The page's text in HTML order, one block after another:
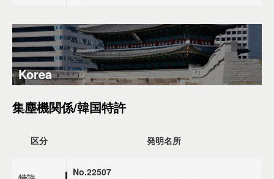
Korea
集塵機関係/韓国特許
区分 発明名所
No.22507